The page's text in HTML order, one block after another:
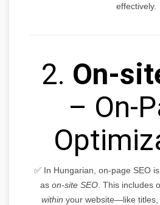
effectively.
2. On-
– On-
✅ In Hungarian, on-page SEO
as on-site SEO . This includes
within your website—like titles,